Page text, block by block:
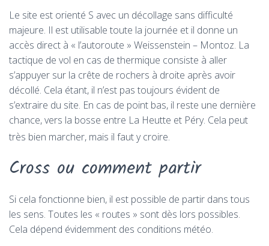
Le site est orienté S avec un décollage sans difficulté
majeure. Il est utilisable toute la journée et il donne un
accès direct à « l’autoroute » Weissenstein – Montoz. La
tactique de vol en cas de thermique consiste à aller
s’appuyer sur la crête de rochers à droite après avoir
décollé. Cela étant, il n’est pas toujours évident de
s’extraire du site. En cas de point bas, il reste une dernière
chance, vers la bosse entre La Heutte et Péry. Cela peut
très bien marcher, mais il faut y croire.
Cross ou comment partir
Si cela fonctionne bien, il est possible de partir dans tous
les sens. Toutes les « routes » sont dès lors possibles.
Cela dépend évidemment des conditions météo.